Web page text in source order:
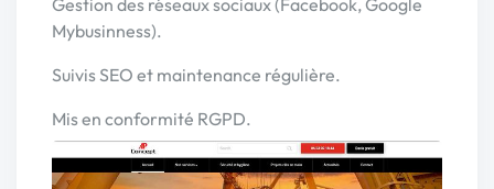
Gestion des réseaux sociaux (Facebook, Google
Mybusinness).
Suivis SEO et maintenance régulière.
Mis en conformité RGPD.